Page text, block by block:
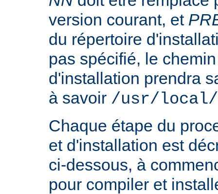
version courant, et
du répertoire
pas spécifié, le
d'installation prendra
à savoir /usr/local/
Chaque étape du
et d'installation est
ci-dessous, à
pour compiler et